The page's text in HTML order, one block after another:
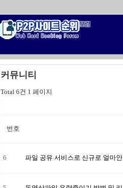
커뮤니티
Total 6건 1 페이지
번호
6 파일 공유 서비스로 신규로 얼마